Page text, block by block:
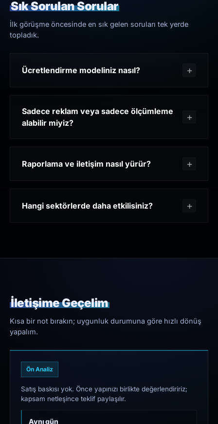
Sık Sorulan Sorular
İlk görüşme öncesinde en sık gelen soruları tek yerde
topladık.
Ücretlendirme modeliniz nasıl?
Sadece reklam veya sadece ölçümleme
alabilir miyiz?
Raporlama ve iletişim nasıl yürür?
Hangi sektörlerde daha etkilisiniz?
İletişime Geçelim
Kısa bir not bırakın; uygunluk durumuna göre hızlı dönüş
yapalım.
Ön Analiz
Satış baskısı yok. Önce yapınızı birlikte değerlendiririz;
kapsam netleşince teklif paylaşılır.
Aynı gün